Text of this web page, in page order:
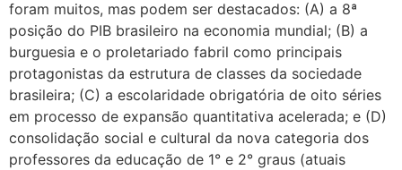
foram muitos, mas podem ser destacados: (A) a 8ª
posição do PIB brasileiro na economia mundial; (B) a
burguesia e o proletariado fabril como principais
protagonistas da estrutura de classes da sociedade
brasileira; (C) a escolaridade obrigatória de oito séries
em processo de expansão quantitativa acelerada; e (D)
consolidação social e cultural da nova categoria dos
professores da educação de 1° e 2° graus (atuais